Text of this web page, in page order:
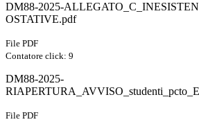
DM88-2025-
OSTATIVE.pdf
File PDF
Contatore click: 9
DM88-2025-
File PDF